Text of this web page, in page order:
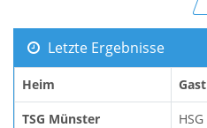
Letzte Ergebnisse
Heim Gast
TSG Münster
HSG